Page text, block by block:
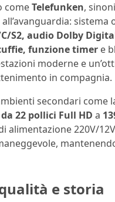
comeTelefunken,
sistema
S2, audio Dolby
funzione timer e
moderne e
in compagnia.
secondari come
22 pollici Full HD a
220V/
e storia